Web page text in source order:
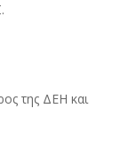
της ΔΕΗ και